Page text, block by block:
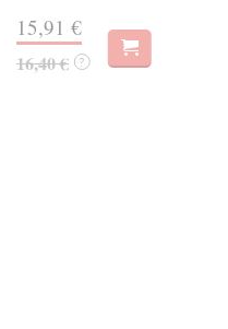
15,91 €
16,40 € ?